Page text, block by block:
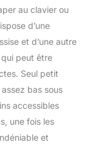
parfaites
de
certifiée à
: chaque
de la
a
de 100
au clavier ou
d’une
et d’une autre
qui peut être
Seul petit
bas sous
accessibles
une fois les
et